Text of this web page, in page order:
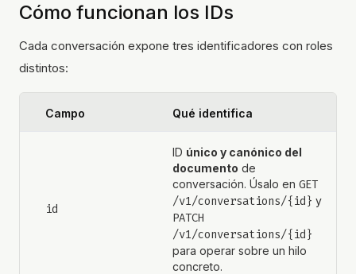
Cómo funcionan los IDs
Cada conversación expone tres identificadores con roles
distintos:
Campo Qué identifica
id
ID único y canónico del
documento de
conversación. Úsalo en GET
/v1/conversations/{id} y
PATCH
/v1/conversations/{id}
para operar sobre un hilo
concreto.